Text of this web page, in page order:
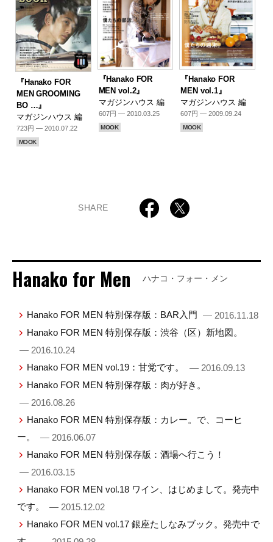
『Hanako FOR
MEN GROOMING
BO …』
マガジンハウス 編
723円 — 2010.07.22
MOOK
『Hanako FOR
MEN vol.2』
マガジンハウス 編
607円 — 2010.03.25
MOOK
『Hanako FOR
MEN vol.1』
マガジンハウス 編
607円 — 2009.09.24
MOOK
SHARE
Hanako for Men ハナコ・フォー・メン
Hanako FOR MEN 特別保存版：BAR入門 — 2016.11.18
Hanako FOR MEN 特別保存版：渋谷（区）新地図。
— 2016.10.24
Hanako FOR MEN vol.19：甘党です。
— 2016.09.13
Hanako FOR MEN 特別保存版：肉が好き。
— 2016.08.26
Hanako FOR MEN 特別保存版：カレー。で、コーヒ
ー。
— 2016.06.07
Hanako FOR MEN 特別保存版：酒場へ行こう！
— 2016.03.15
Hanako FOR MEN vol.18 ワイン、はじめまして。発売中
です。
— 2015.12.02
Hanako FOR MEN vol.17 銀座たしなみブック。発売中で